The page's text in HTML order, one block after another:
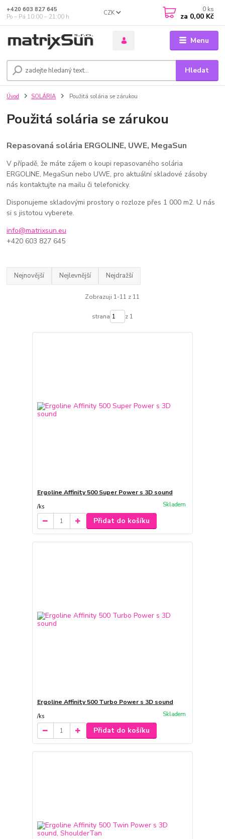
Menu
CZK
Hledat
+420 603 827 645
Po – Pá 10:00 – 21:00 h
0 ks
za 0,00 Kč
Úvod SOLÁRIA Použitá solária se zárukou
Použitá solária se zárukou
Repasovaná solária ERGOLINE, UWE, MegaSun
V případě, že máte zájem o koupi repasovaného solária
ERGOLINE, MegaSun nebo UWE, pro aktuální skladové zásoby
nás kontaktujte na mailu či telefonicky.
Disponujeme skladovými prostory o rozloze přes 1 000 m2. U nás
si s jistotou vyberete.
info@matrixsun.eu
+420 603 827 645
Nejnovější Nejlevnější Nejdražší
Zobrazuji 1-11 z 11
strana z 1
Ergoline Affinity 500 Super Power s 3D sound
/ks Skladem
Přidat do košíku
Ergoline Affinity 500 Turbo Power s 3D sound
/ks Skladem
Přidat do košíku